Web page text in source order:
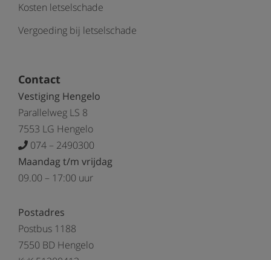
Kosten letselschade
Vergoeding bij letselschade
Contact
Vestiging Hengelo
Parallelweg LS 8
7553 LG Hengelo
074 – 2490300
Maandag t/m vrijdag
09.00 – 17:00 uur
Postadres
Postbus 1188
7550 BD Hengelo